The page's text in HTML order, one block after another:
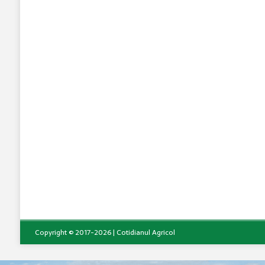
Copyright © 2017-2026 | Cotidianul Agricol